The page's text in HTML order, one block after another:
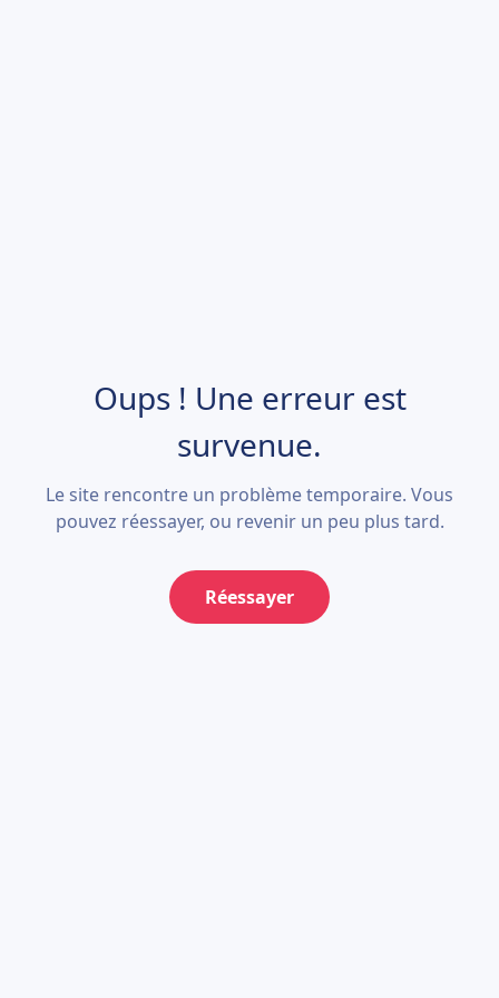
Oups ! Une erreur est
survenue.
Le site rencontre un problème temporaire. Vous
pouvez réessayer, ou revenir un peu plus tard.
Réessayer